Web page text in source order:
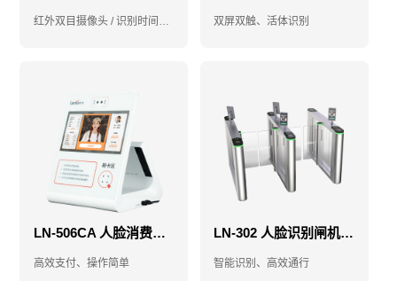
红外双目摄像头 / 识别时间小于1秒 双屏双触、活体识别
LN-506CA 人脸消费机-消费机-售饭机
高效支付、操作简单
LN-302 人脸识别闸机-人脸门禁闸机-食堂门禁闸机
智能识别、高效通行